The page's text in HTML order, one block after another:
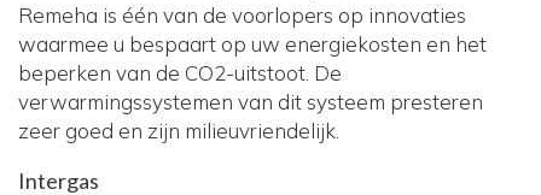
Remeha is één van de voorlopers op innovaties
waarmee u bespaart op uw energiekosten en het
beperken van de CO2-uitstoot. De
verwarmingssystemen van dit systeem presteren
zeer goed en zijn milieuvriendelijk.
Intergas